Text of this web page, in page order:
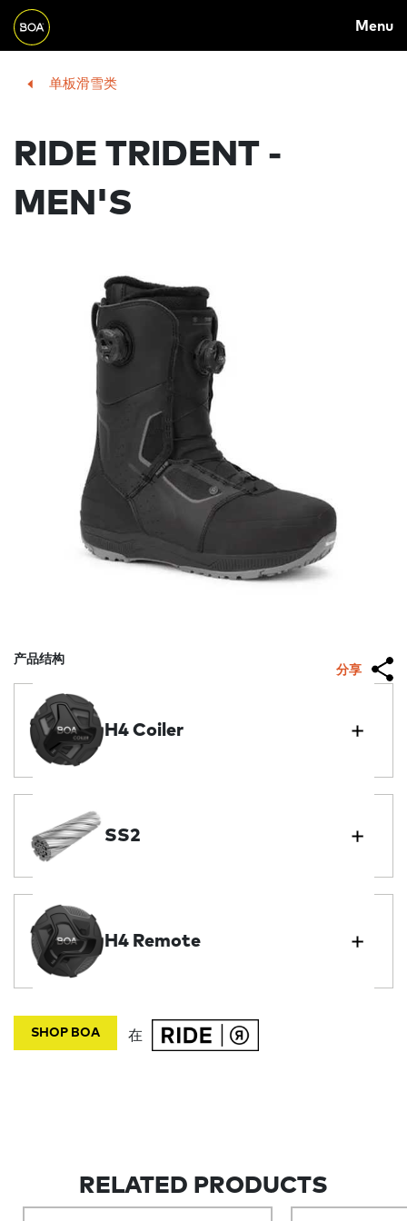
Skip to main content
A
N
A
A
T
I
O
N
Menu
Begin main content
单板滑雪类
RIDE TRIDENT -
MEN'S
分享
产品结构
H4 Coiler
SS2
H4 Remote
SHOP BOA 在
RELATED PRODUCTS